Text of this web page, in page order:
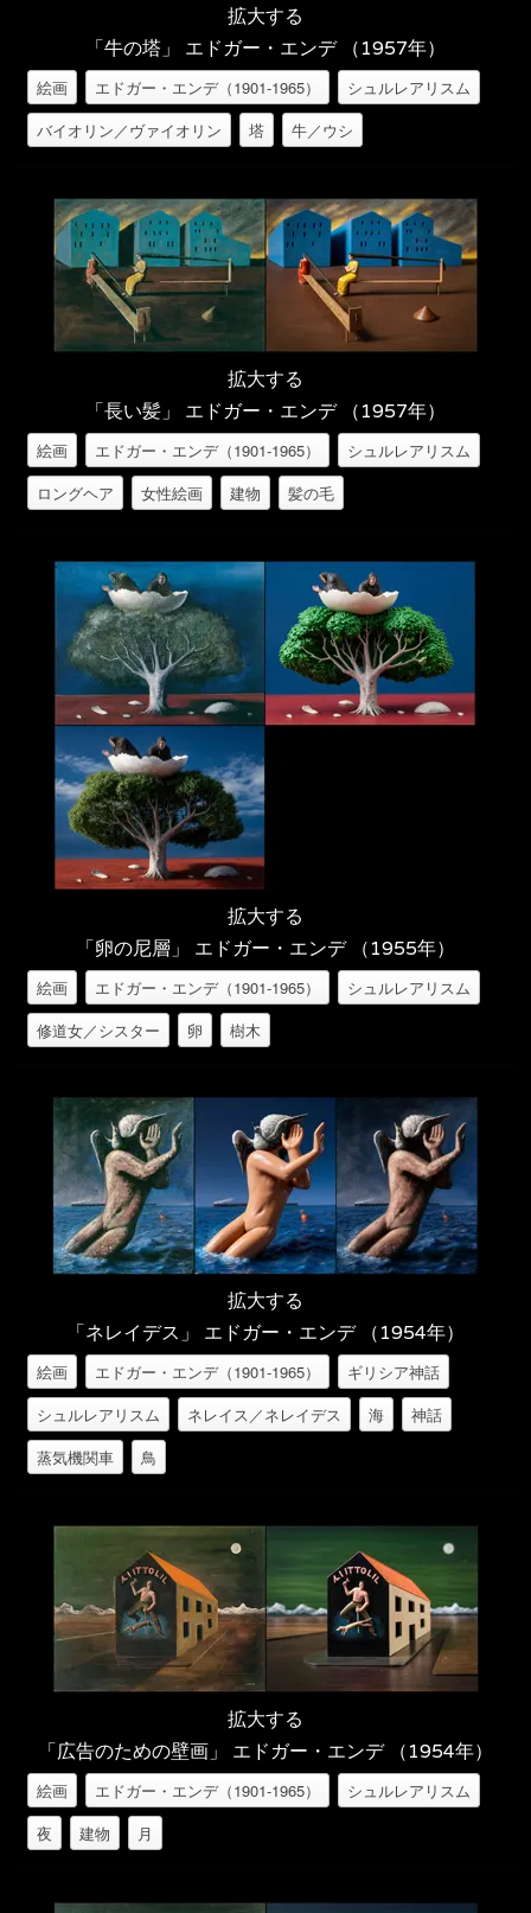
拡大する
「牛の塔」 エドガー・エンデ （1957年）
絵画 エドガー・エンデ（1901-1965）
シュルレアリスム
バイオリン／ヴァイオリン
塔 牛／ウシ
拡大する
「長い髪」 エドガー・エンデ （1957年）
絵画 エドガー・エンデ（1901-1965）
シュルレアリスム
ロングヘア
女性絵画 建物 髪の毛
拡大する
「卵の尼層」 エドガー・エンデ （1955年）
絵画 エドガー・エンデ（1901-1965）
シュルレアリスム
修道女／シスター
卵 樹木
拡大する
「ネレイデス」 エドガー・エンデ （1954年）
絵画 エドガー・エンデ（1901-1965）
ギリシア神話
シュルレアリスム
ネレイス／ネレイデス 海
神話
蒸気機関車
鳥
拡大する
「広告のための壁画」 エドガー・エンデ （1954年）
絵画 エドガー・エンデ（1901-1965）
シュルレアリスム
夜
建物 月